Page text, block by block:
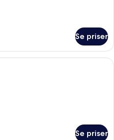
Se priser
Minibar, safe på rommet, skrivebord
Se priser